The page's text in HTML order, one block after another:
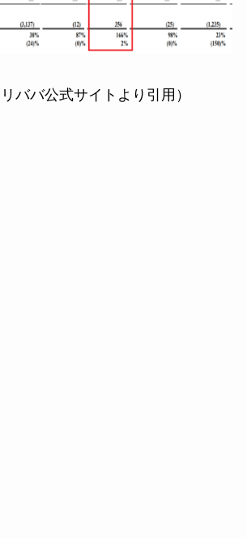
ババ公式サイトより引用）